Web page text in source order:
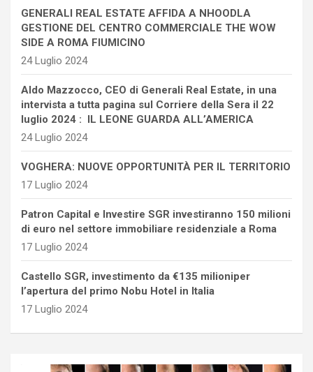
GENERALI REAL ESTATE AFFIDA A NHOODLA
GESTIONE DEL CENTRO COMMERCIALE THE WOW
SIDE A ROMA FIUMICINO
24 Luglio 2024
Aldo Mazzocco, CEO di Generali Real Estate, in una
intervista a tutta pagina sul Corriere della Sera il 22
luglio 2024 : IL LEONE GUARDA ALL’AMERICA
24 Luglio 2024
VOGHERA: NUOVE OPPORTUNITÀ PER IL TERRITORIO
17 Luglio 2024
Patron Capital e Investire SGR investiranno 150 milioni
di euro nel settore immobiliare residenziale a Roma
17 Luglio 2024
Castello SGR, investimento da €135 milioniper
l’apertura del primo Nobu Hotel in Italia
17 Luglio 2024